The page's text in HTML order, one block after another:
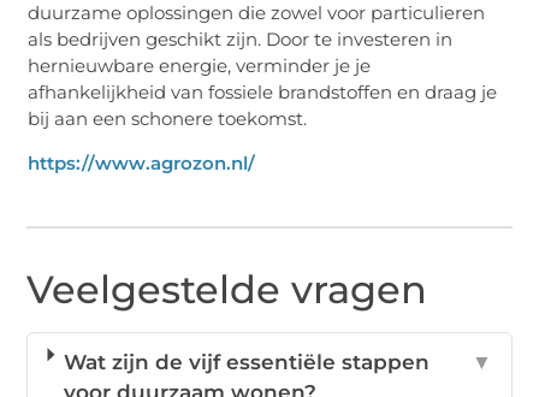
duurzame oplossingen die zowel voor particulieren
als bedrijven geschikt zijn. Door te investeren in
hernieuwbare energie, verminder je je
afhankelijkheid van fossiele brandstoffen en draag je
bij aan een schonere toekomst.
https://www.agrozon.nl/
Veelgestelde vragen
Wat zijn de vijf essentiële stappen
▼